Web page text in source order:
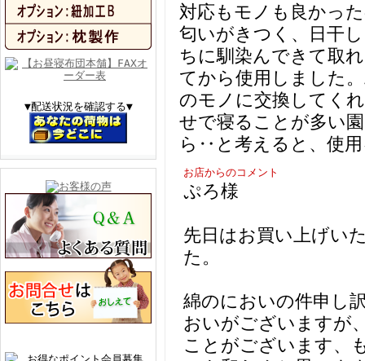
▼配送状況を確認する▼
対応もモノも良かっ
匂いがきつく、日干
ちに馴染んできて取
てから使用しました
のモノに交換してく
せで寝ることが多い
ら‥と考えると、使
お店からのコメント
ぷろ様
先日はお買い上げい
た。
綿のにおいの件申し
おいがございますが
ことがございます、